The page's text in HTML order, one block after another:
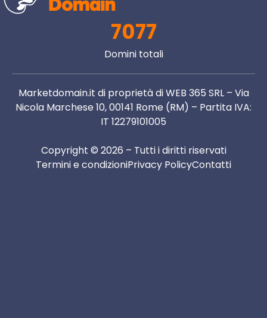
7077
Domini totali
Marketdomain.it di proprietà di WEB 365 SRL – Via
Nicola Marchese 10, 00141 Rome (RM) – Partita IVA:
IT 12279101005
Copyright © 2026 – Tutti i diritti riservati
Termini e condizioniPrivacy PolicyContatti